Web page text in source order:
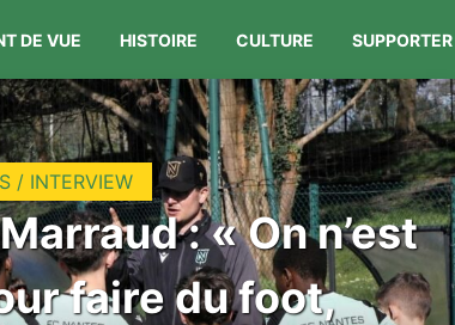
DE VUE HISTOIRE CULTURE SUPPORTER
/ INTERVIEW
: « On n’est
faire du foot,